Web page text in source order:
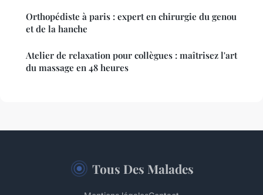
Orthopédiste à paris : expert en chirurgie du genou
et de la hanche
Atelier de relaxation pour collègues : maîtrisez l'art
du massage en 48 heures
Tous Des Malades